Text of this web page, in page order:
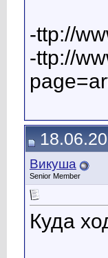
-ttp://
-ttp://
Викуша
Senior Member
Куда